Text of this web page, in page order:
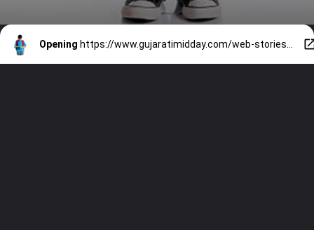
Opening